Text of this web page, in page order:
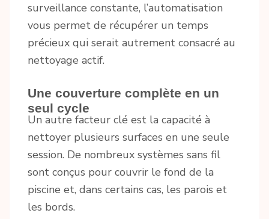
surveillance constante, l’automatisation
vous permet de récupérer un temps
précieux qui serait autrement consacré au
nettoyage actif.
Une couverture complète en un
seul cycle
Un autre facteur clé est la capacité à
nettoyer plusieurs surfaces en une seule
session. De nombreux systèmes sans fil
sont conçus pour couvrir le fond de la
piscine et, dans certains cas, les parois et
les bords.